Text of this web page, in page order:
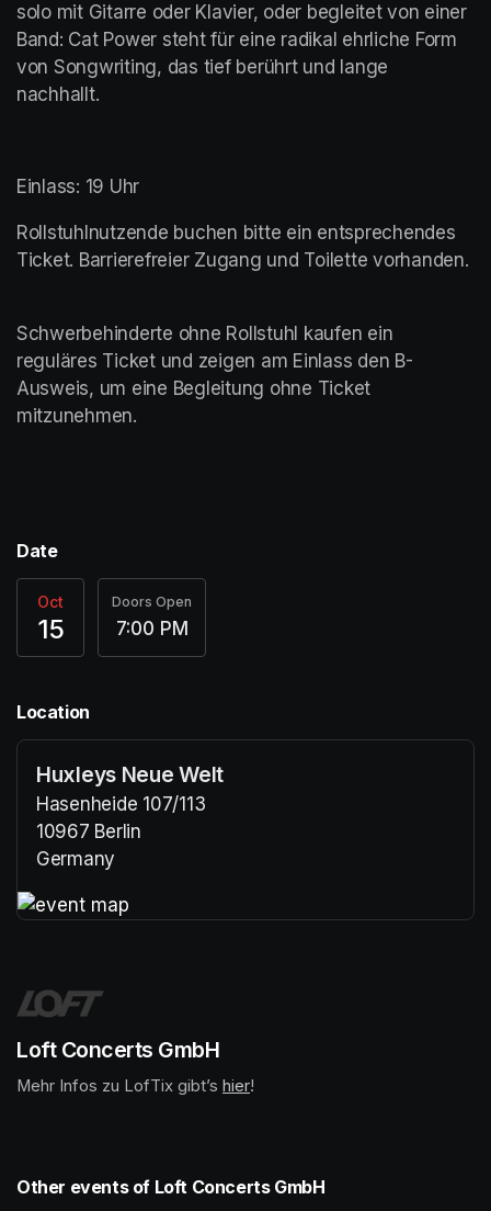
solo mit Gitarre oder Klavier, oder begleitet von einer
Band: Cat Power steht für eine radikal ehrliche Form
von Songwriting, das tief berührt und lange
nachhallt.
Einlass: 19 Uhr
Rollstuhlnutzende buchen bitte ein entsprechendes
Schwerbehinderte ohne Rollstuhl kaufen ein
reguläres Ticket und zeigen am Einlass den B-
Ausweis, um eine Begleitung ohne Ticket
Date
Oct
15
Doors Open
7:00 PM
Location
Huxleys Neue Welt
Hasenheide 107/113
10967 Berlin
Germany
Loft Concerts GmbH
Mehr Infos zu LofTix gibt’s (opens in a new tab)
hier(opens in a new tab)
!
Other events of Loft Concerts GmbH